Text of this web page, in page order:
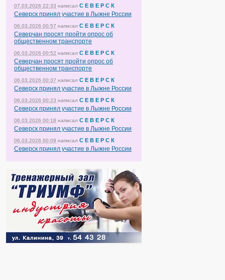
07.03.2026 22:33 написал С Е В Е Р С К
Северск принял участие в Лыжне России
06.03.2026 00:57 написал С Е В Е Р С К
Северчан просят пройти опрос об
общественном транспорте
06.03.2026 00:52 написал С Е В Е Р С К
Северчан просят пройти опрос об
общественном транспорте
06.03.2026 00:37 написал С Е В Е Р С К
Северск принял участие в Лыжне России
06.03.2026 00:23 написал С Е В Е Р С К
Северск принял участие в Лыжне России
06.03.2026 00:18 написал С Е В Е Р С К
Северск принял участие в Лыжне России
06.03.2026 00:09 написал С Е В Е Р С К
Северск принял участие в Лыжне России